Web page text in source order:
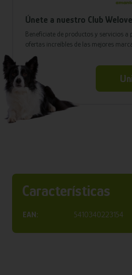
Únete a nuestro Club
Benefíciate de productos y servicios a
ofertas increíbles de las mejores
Características
EAN: 5410340223154